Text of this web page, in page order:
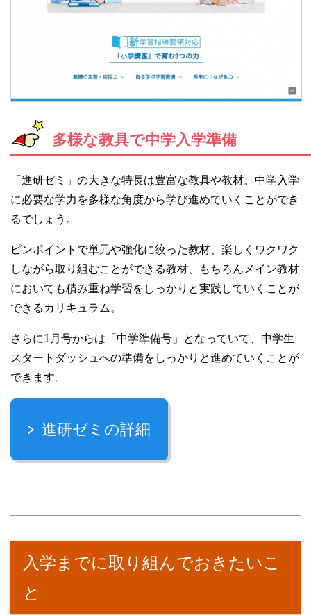
多様な教具で中学入学準備
「進研ゼミ」の大きな特長は豊富な教具や教材。中学入学
に必要な学力を多様な角度から学び進めていくことができ
るでしょう。
ピンポイントで単元や強化に絞った教材、楽しくワクワク
しながら取り組むことができる教材、もちろんメイン教材
においても積み重ね学習をしっかりと実践していくことが
できるカリキュラム。
さらに1月号からは「中学準備号」となっていて、中学生
スタートダッシュへの準備をしっかりと進めていくことが
できます。
進研ゼミの詳細
入学までに取り組んでおきたいこ
と